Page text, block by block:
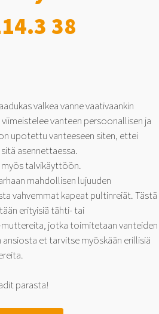
38
valkea vanne vaativaankin
vanteen persoonallisen ja
upotettu vanteeseen siten, ettei
asennettaessa.
talvikäyttöön.
mahdollisen lujuuden
vahvemmat kapeat pultinreiät. Tästä
erityisiä tähti- tai
jotka toimitetaan vanteiden
et tarvitse myöskään erillisiä
parasta!